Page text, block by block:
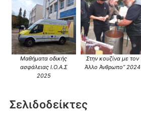
Μαθήματα οδικής
ασφάλειας Ι.Ο.Α.Σ
2025
Στην κουζίνα με τον
Άλλο Άνθρωπο” 2024
Σελιδοδείκτες